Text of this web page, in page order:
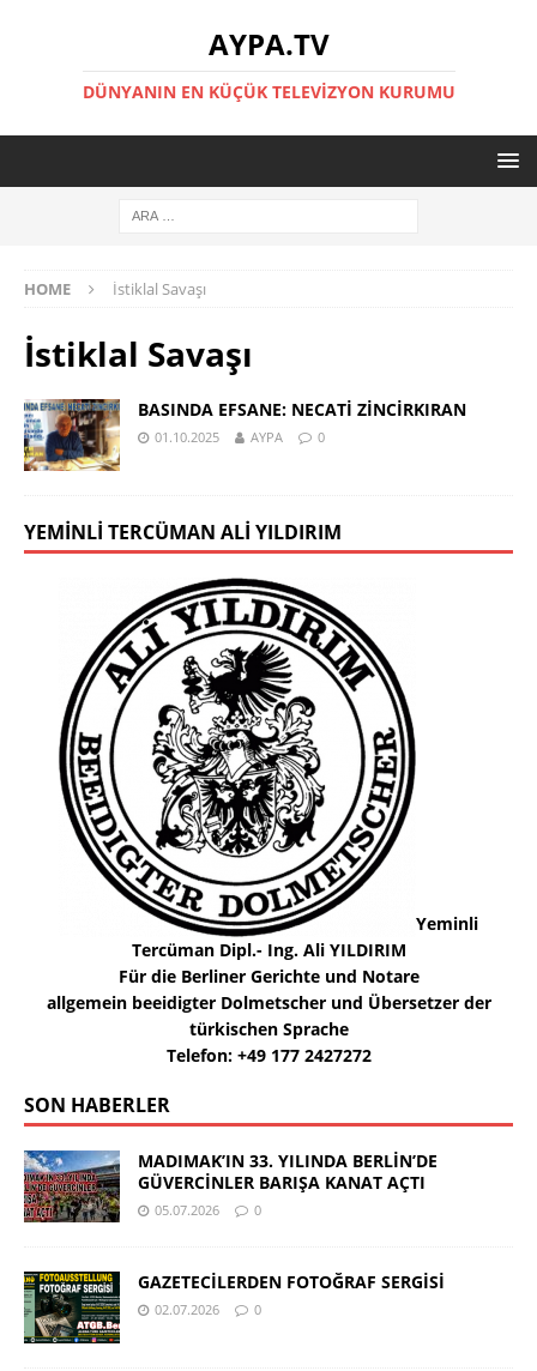
AYPA.TV
DÜNYANIN EN KÜÇÜK TELEVIZYON KURUMU
HOME İstiklal Savaşı
İstiklal Savaşı
BASINDA EFSANE: NECATİ ZİNCİRKIRAN
01.10.2025 AYPA 0
YEMINLI TERCÜMAN ALI YILDIRIM
Yeminli
Tercüman Dipl.- Ing. Ali YILDIRIM
Für die Berliner Gerichte und Notare
allgemein beeidigter Dolmetscher und Übersetzer der
türkischen Sprache
Telefon: +49 177 2427272
SON HABERLER
MADIMAK’IN 33. YILINDA BERLİN’DE
GÜVERCİNLER BARIŞA KANAT AÇTI
05.07.2026 0
GAZETECİLERDEN FOTOĞRAF SERGİSİ
02.07.2026 0